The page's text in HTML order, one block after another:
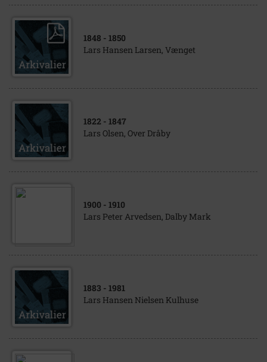
1848 - 1850
Lars Hansen Larsen, Vænget
1822 - 1847
Lars Olsen, Over Dråby
1900 - 1910
Lars Peter Arvedsen, Dalby Mark
1883 - 1981
Lars Hansen Nielsen Kulhuse